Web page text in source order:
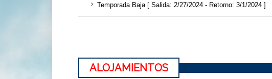
Temporada Baja [ Salida: 2/27/2024 - Retorno: 3/1/2024 ]
ALOJAMIENTOS